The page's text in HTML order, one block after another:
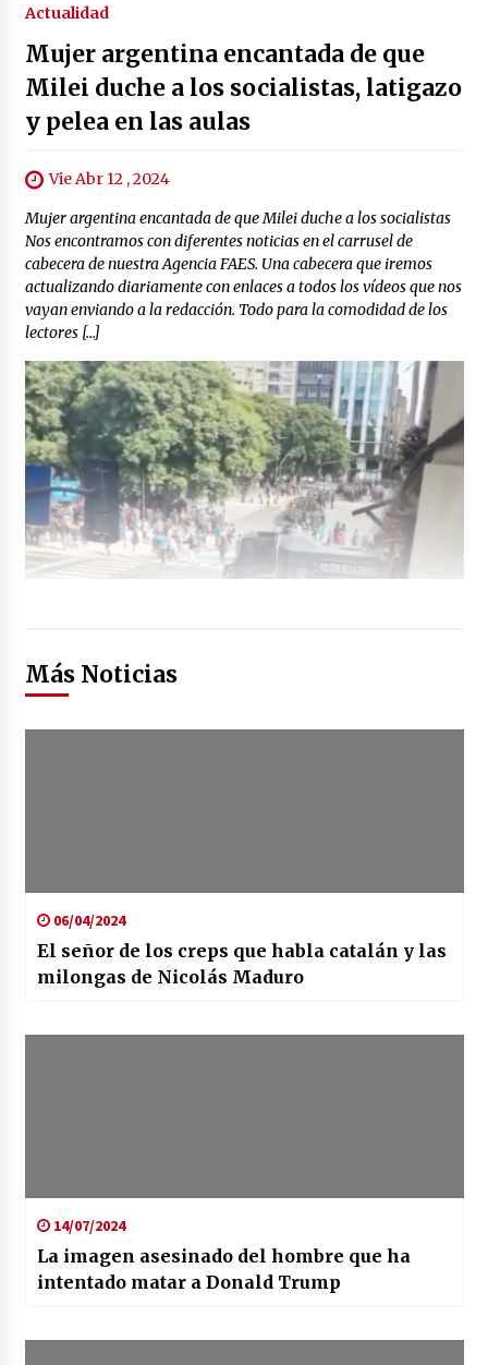
Actualidad
Mujer argentina encantada de que
Milei duche a los socialistas, latigazo
y pelea en las aulas
Vie Abr 12 , 2024
Mujer argentina encantada de que Milei duche a los socialistas
Nos encontramos con diferentes noticias en el carrusel de
cabecera de nuestra Agencia FAES. Una cabecera que iremos
actualizando diariamente con enlaces a todos los vídeos que nos
vayan enviando a la redacción. Todo para la comodidad de los
lectores […]
Más Noticias
06/04/2024
El señor de los creps que habla catalán y las
milongas de Nicolás Maduro
14/07/2024
La imagen asesinado del hombre que ha
intentado matar a Donald Trump